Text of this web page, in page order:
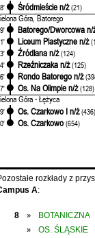
8' Śródmieście n/ż (21)
Góra, Batorego
9' Batorego/Dworcowa n/
Liceum Plastyczne n/ż
Źródlana n/ż (124)
Rzeźniczaka n/ż (125)
Rondo Batorego n/ż
Os. Na Olimpie n/ż (128)
Góra - Łężyca
Os. Czarkowo I n/ż
Os. Czarkowo (654)
rozkłady z
A:
8 » BOTANICZNA
»
OS. ŚLĄSKIE